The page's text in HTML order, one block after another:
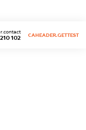
102 CAHEADER.GETTEST